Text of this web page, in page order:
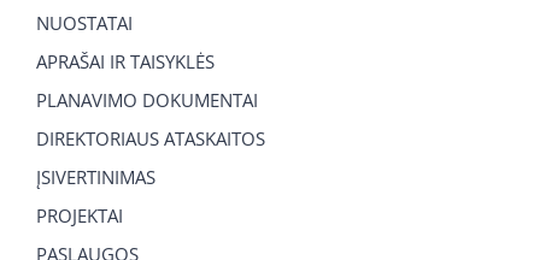
NUOSTATAI
APRAŠAI IR TAISYKLĖS
PLANAVIMO DOKUMENTAI
DIREKTORIAUS ATASKAITOS
ĮSIVERTINIMAS
PROJEKTAI
PASLAUGOS